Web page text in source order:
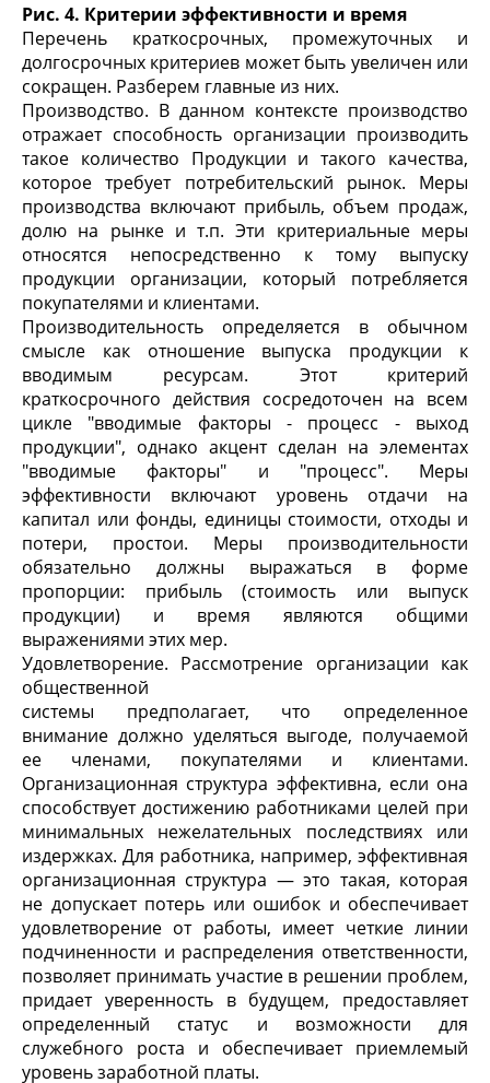
Рис. 4. Критерии эффективности и время
Перечень краткосрочных, промежуточных и
долгосрочных критериев может быть увеличен или
сокращен. Разберем главные из них.
Производство. В данном контексте производство
отражает способность организации производить
такое количество Продукции и такого качества,
которое требует потребительский рынок. Меры
производства включают прибыль, объем продаж,
долю на рынке и т.п. Эти критериальные меры
относятся непосредственно к тому выпуску
продукции организации, который потребляется
покупателями и клиентами.
Производительность определяется в обычном
смысле как отношение выпуска продукции к
вводимым ресурсам. Этот критерий
краткосрочного действия сосредоточен на всем
цикле "вводимые факторы - процесс - выход
продукции", однако акцент сделан на элементах
"вводимые факторы" и "процесс". Меры
эффективности включают уровень отдачи на
капитал или фонды, единицы стоимости, отходы и
потери, простои. Меры производительности
обязательно должны выражаться в форме
пропорции: прибыль (стоимость или выпуск
продукции) и время являются общими
выражениями этих мер.
Удовлетворение. Рассмотрение организации как
общественной
системы предполагает, что определенное
внимание должно уделяться выгоде, получаемой
ее членами, покупателями и клиентами.
Организационная структура эффективна, если она
способствует достижению работниками целей при
минимальных нежелательных последствиях или
издержках. Для работника, например, эффективная
организационная структура — это такая, которая
не допускает потерь или ошибок и обеспечивает
удовлетворение от работы, имеет четкие линии
подчиненности и распределения ответственности,
позволяет принимать участие в решении проблем,
придает уверенность в будущем, предоставляет
определенный статус и возможности для
служебного роста и обеспечивает приемлемый
уровень заработной платы.